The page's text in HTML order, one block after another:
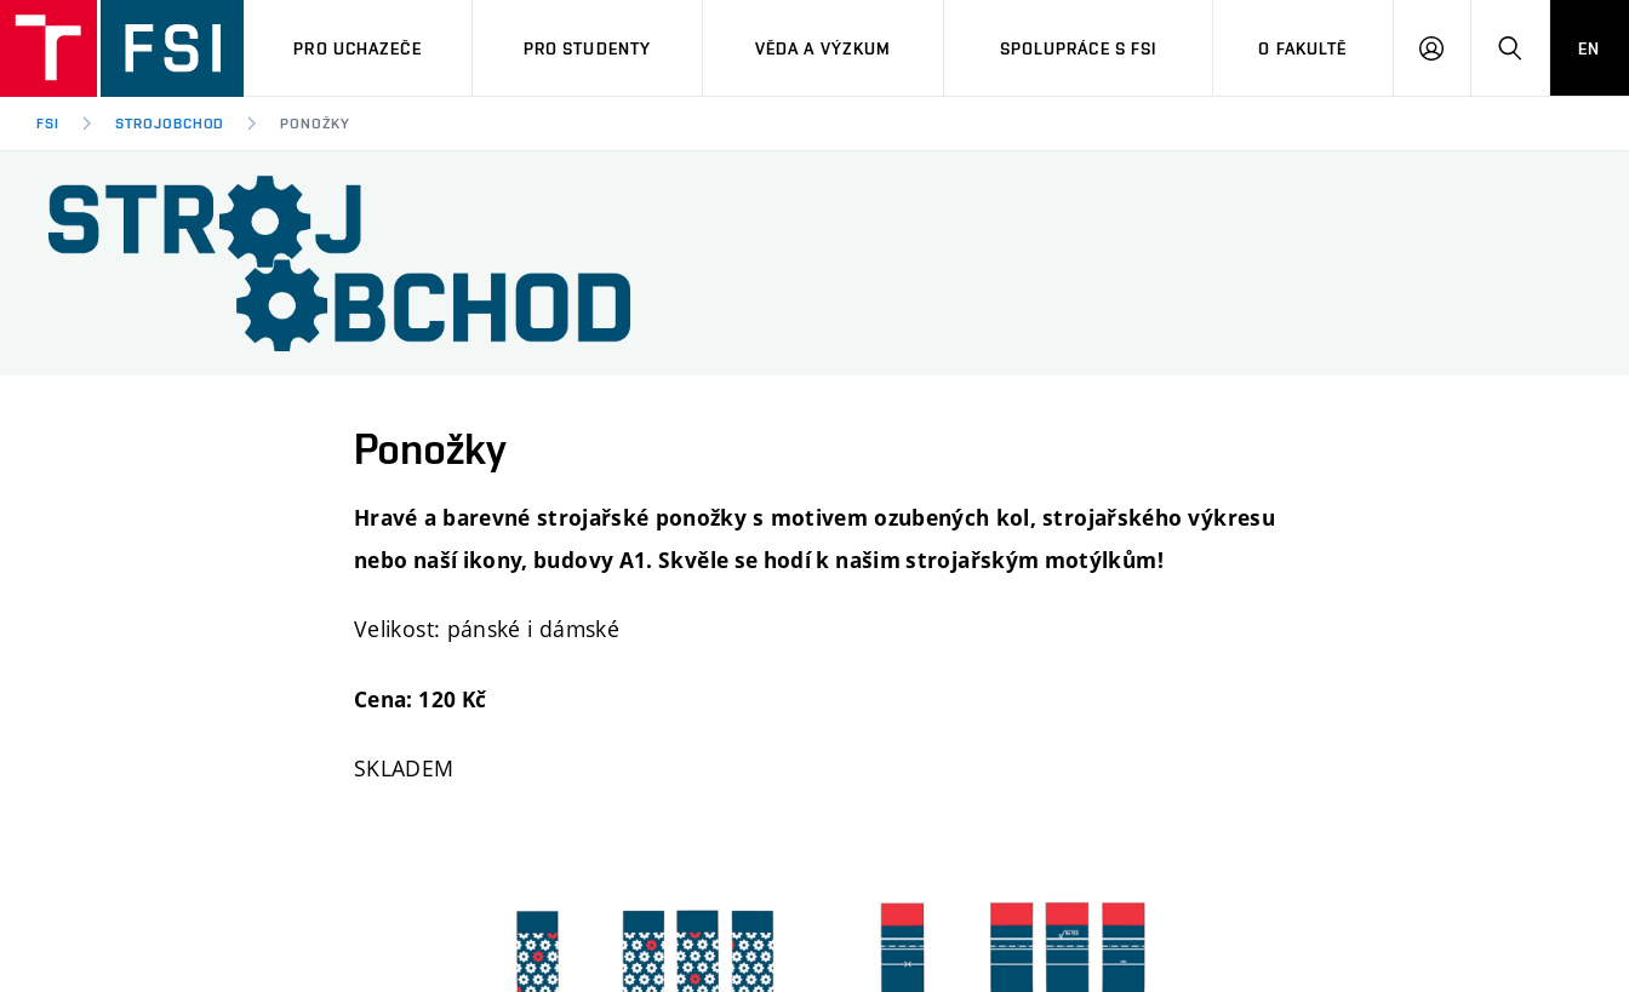
PRO UCHAZEČE PRO STUDENTY VĚDA A VÝZKUM SPOLUPRÁCE S FSI O FAKULTĚ
PŘIHLÁŠENÍHLEDAT
EN
FSI STROJOBCHOD PONOŽKY
Ponožky
Hravé a barevné strojařské ponožky s motivem ozubených kol, strojařského výkresu
nebo naší ikony, budovy A1. Skvěle se hodí k našim strojařským motýlkům!
Velikost: pánské i dámské
Cena: 120 Kč
SKLADEM